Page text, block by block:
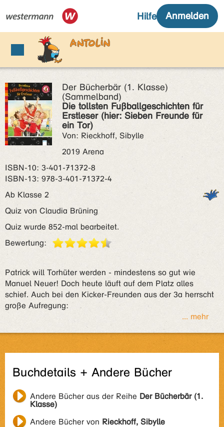
Der Bücherbär (1. Klasse)
(Sammelband)
Die tollsten Fußballgeschichten für
Erstleser (hier: Sieben Freunde für
ein Tor)
Von: Rieckhoff, Sibylle
2019 Arena
ISBN‑10: 3-401-71372-8
ISBN‑13: 978-3-401-71372-4
Ab Klasse 2
Quiz von Claudia Brüning
Quiz wurde 852-mal bearbeitet.
Bewertung:
Patrick will Torhüter werden - mindestens so gut wie
Manuel Neuer! Doch heute läuft auf dem Platz alles
schief. Auch bei den Kicker-Freunden aus der 3a herrscht
große Aufregung:
... mehr
Buchdetails + Andere Bücher
Andere Bücher aus der Reihe Der Bücherbär (1.
Klasse)
Andere Bücher von Rieckhoff, Sibylle